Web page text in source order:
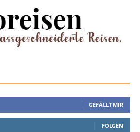
GEFÄLLT MIR
FOLGEN